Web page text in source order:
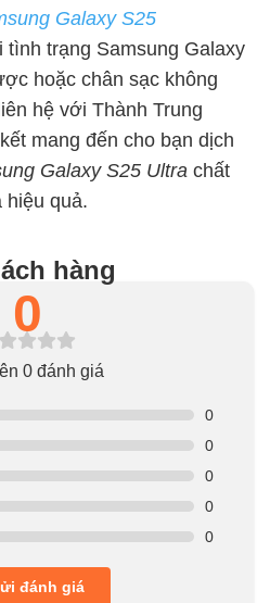
Galaxy S25
tình trạng Samsung Galaxy
hoặc chân sạc không
hệ với Thành Trung
mang đến cho bạn dịch
Galaxy S25 Ultra chất
hiệu quả.
hàng
0
0 đánh giá
0
0
0
0
0
đánh giá